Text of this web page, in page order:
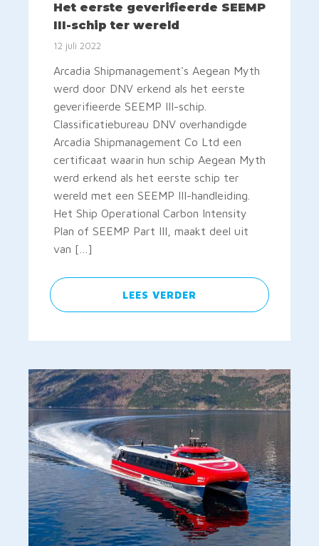
Het eerste geverifieerde SEEMP
III-schip ter wereld
12 juli 2022
Arcadia Shipmanagement's Aegean Myth
werd door DNV erkend als het eerste
geverifieerde SEEMP III-schip.
Classificatiebureau DNV overhandigde
Arcadia Shipmanagement Co Ltd een
certificaat waarin hun schip Aegean Myth
werd erkend als het eerste schip ter
wereld met een SEEMP III-handleiding.
Het Ship Operational Carbon Intensity
Plan of SEEMP Part III, maakt deel uit
van […]
LEES VERDER